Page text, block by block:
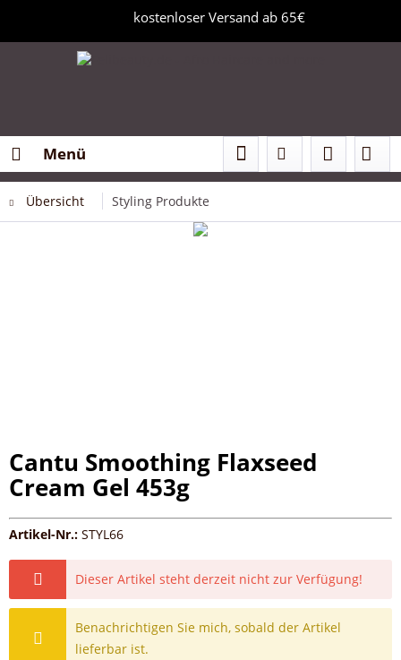
kostenloser Versand ab 65€
Menü
Übersicht Styling Produkte
Cantu Smoothing Flaxseed
Cream Gel 453g
Artikel-Nr.: STYL66
Dieser Artikel steht derzeit nicht zur Verfügung!
Benachrichtigen Sie mich, sobald der Artikel
lieferbar ist.